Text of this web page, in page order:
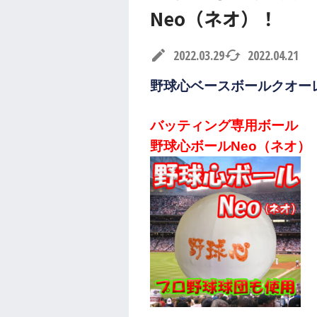
Neo（ネオ）！
edit 2022.03.29cached 2022.04.21
野球心ベースボールクオー
バッティング専用ボール
野球心ボールNeo（ネオ）